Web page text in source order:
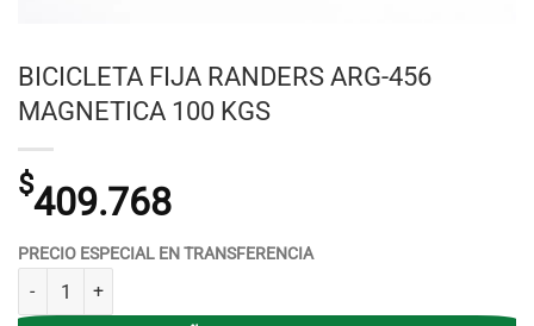
BICICLETA FIJA RANDERS ARG-456
MAGNETICA 100 KGS
$409.768
PRECIO ESPECIAL EN TRANSFERENCIA
BICICLETA FIJA RANDERS ARG-456 MAGNETICA 100 KGS cantidad